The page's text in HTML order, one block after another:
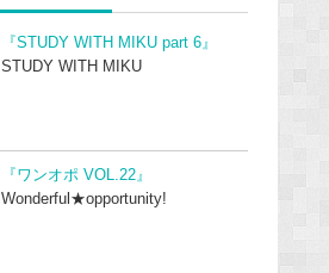
『STUDY WITH MIKU part 6』
STUDY WITH MIKU
『ワンオポ VOL.22』
Wonderful★opportunity!